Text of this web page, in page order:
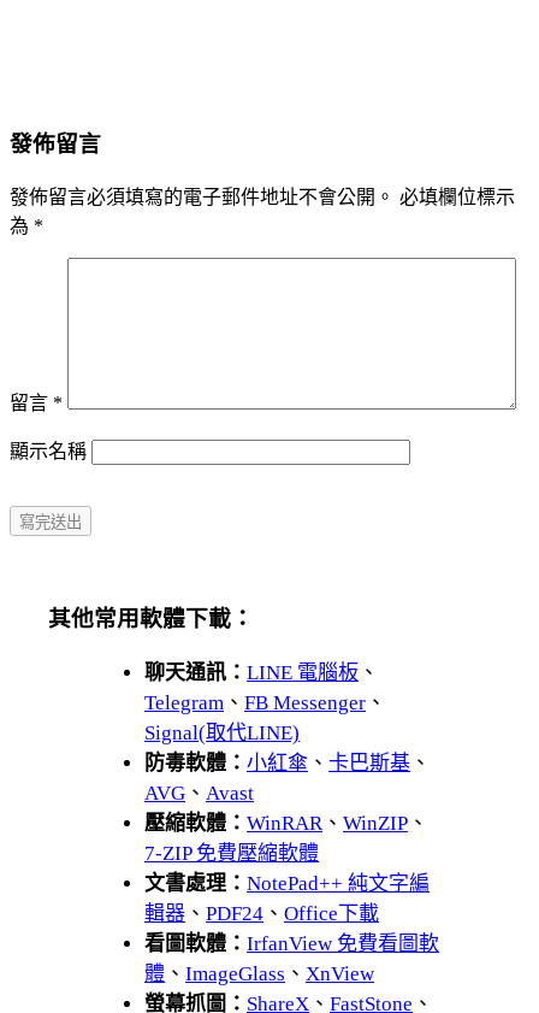
發佈留言
發佈留言必須填寫的電子郵件地址不會公開。 必填欄位標示
為 *
留言 *
顯示名稱
其他常用軟體下載：
聊天通訊： LINE 電腦板 、
Telegram 、 FB Messenger 、
Signal(取代LINE)
防毒軟體： 小紅傘 、 卡巴斯基 、
AVG 、 Avast
壓縮軟體： WinRAR、 WinZIP 、
7-ZIP 免費壓縮軟體
文書處理： NotePad++ 純文字編
輯器 、 PDF24 、 Office下載
看圖軟體： IrfanView 免費看圖軟
體 、 ImageGlass 、 XnView
螢幕抓圖： ShareX 、 FastStone 、